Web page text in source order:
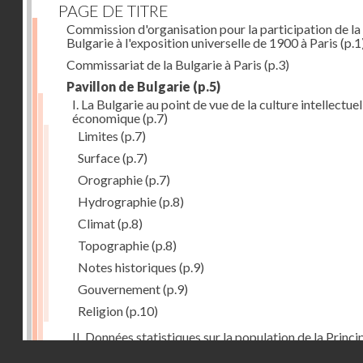
PAGE DE TITRE
Commission d'organisation pour la participation de la
Bulgarie à l'exposition universelle de 1900 à Paris
Commissariat de la Bulgarie à Paris (p.3)
Pavillon de Bulgarie (p.5)
I. La Bulgarie au point de vue de la culture
économique(p.7)
Limites (p.7)
Surface(p.7)
Orographie(p.7)
Hydrographie(p.8)
Climat(p.8)
Topographie(p.8)
Notes historiques (p.9)
Gouvernement(p.9)
Religion(p.10)
II. Données statistiques sur la population de la